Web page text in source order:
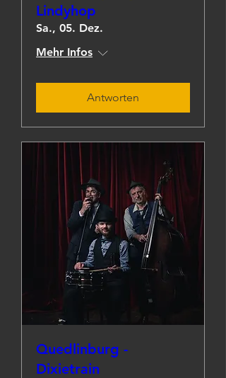
Lindyhop
Sa., 05. Dez.
Mehr Infos
Antworten
Quedlinburg -
Dixietrain